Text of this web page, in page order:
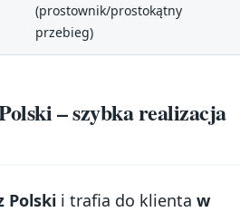
(prostownik/prostokątny
przebieg)
– szybka realizacja
Polski i trafia do klienta w